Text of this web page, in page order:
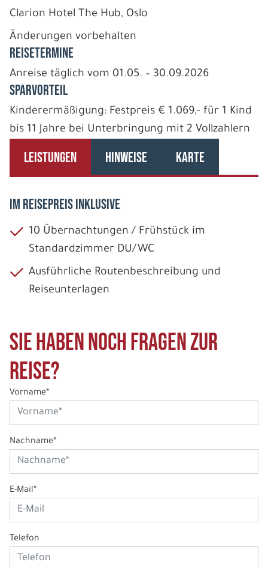
Clarion Hotel The Hub, Oslo
Änderungen vorbehalten
REISETERMINE
Anreise täglich vom 01.05. – 30.09.2026
SPARVORTEIL
Kinderermäßigung: Festpreis € 1.069,- für 1 Kind
bis 11 Jahre bei Unterbringung mit 2 Vollzahlern
LEISTUNGEN HINWEISE KARTE
IM REISEPREIS INKLUSIVE
10 Übernachtungen / Frühstück im
Standardzimmer DU/WC
Ausführliche Routenbeschreibung und
Reiseunterlagen
Sie haben noch Fragen zur
Reise?
Vorname*
Nachname*
E-Mail*
Telefon